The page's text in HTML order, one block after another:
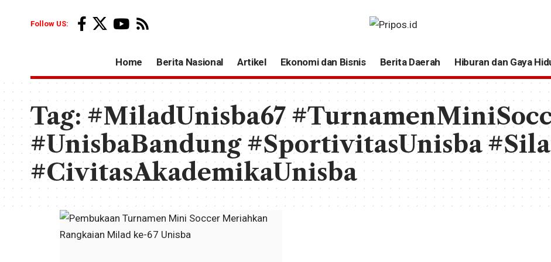
Follow US:
Home Berita Nasional Artikel Ekonomi dan Bisnis Berita Daerah Hiburan dan Gaya
Tag:#MiladUnisba67
#UnisbaBandung #SportivitasUnisba
#CivitasAkademikaUnisba